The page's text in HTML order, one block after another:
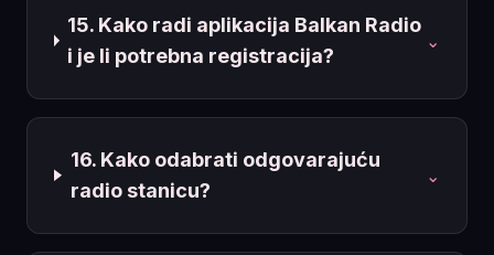
15. Kako radi aplikacija Balkan Radio
i je li potrebna registracija?
⌄
16. Kako odabrati odgovarajuću
radio stanicu?
⌄